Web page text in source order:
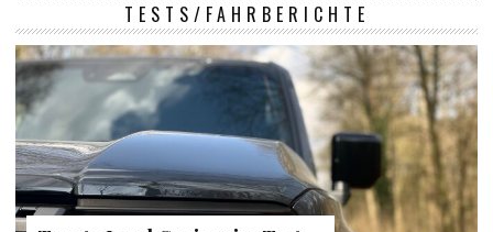
TESTS/FAHRBERICHTE